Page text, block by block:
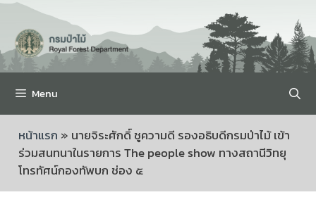
Menu
หน้าแรก » นายจิระศักดิ์ ชูความดี รองอธิบดีกรมป่าไม้ เข้า
ร่วมสนทนาในรายการ The people show ทางสถานีวิทยุ
โทรทัศน์กองทัพบก ช่อง ๕